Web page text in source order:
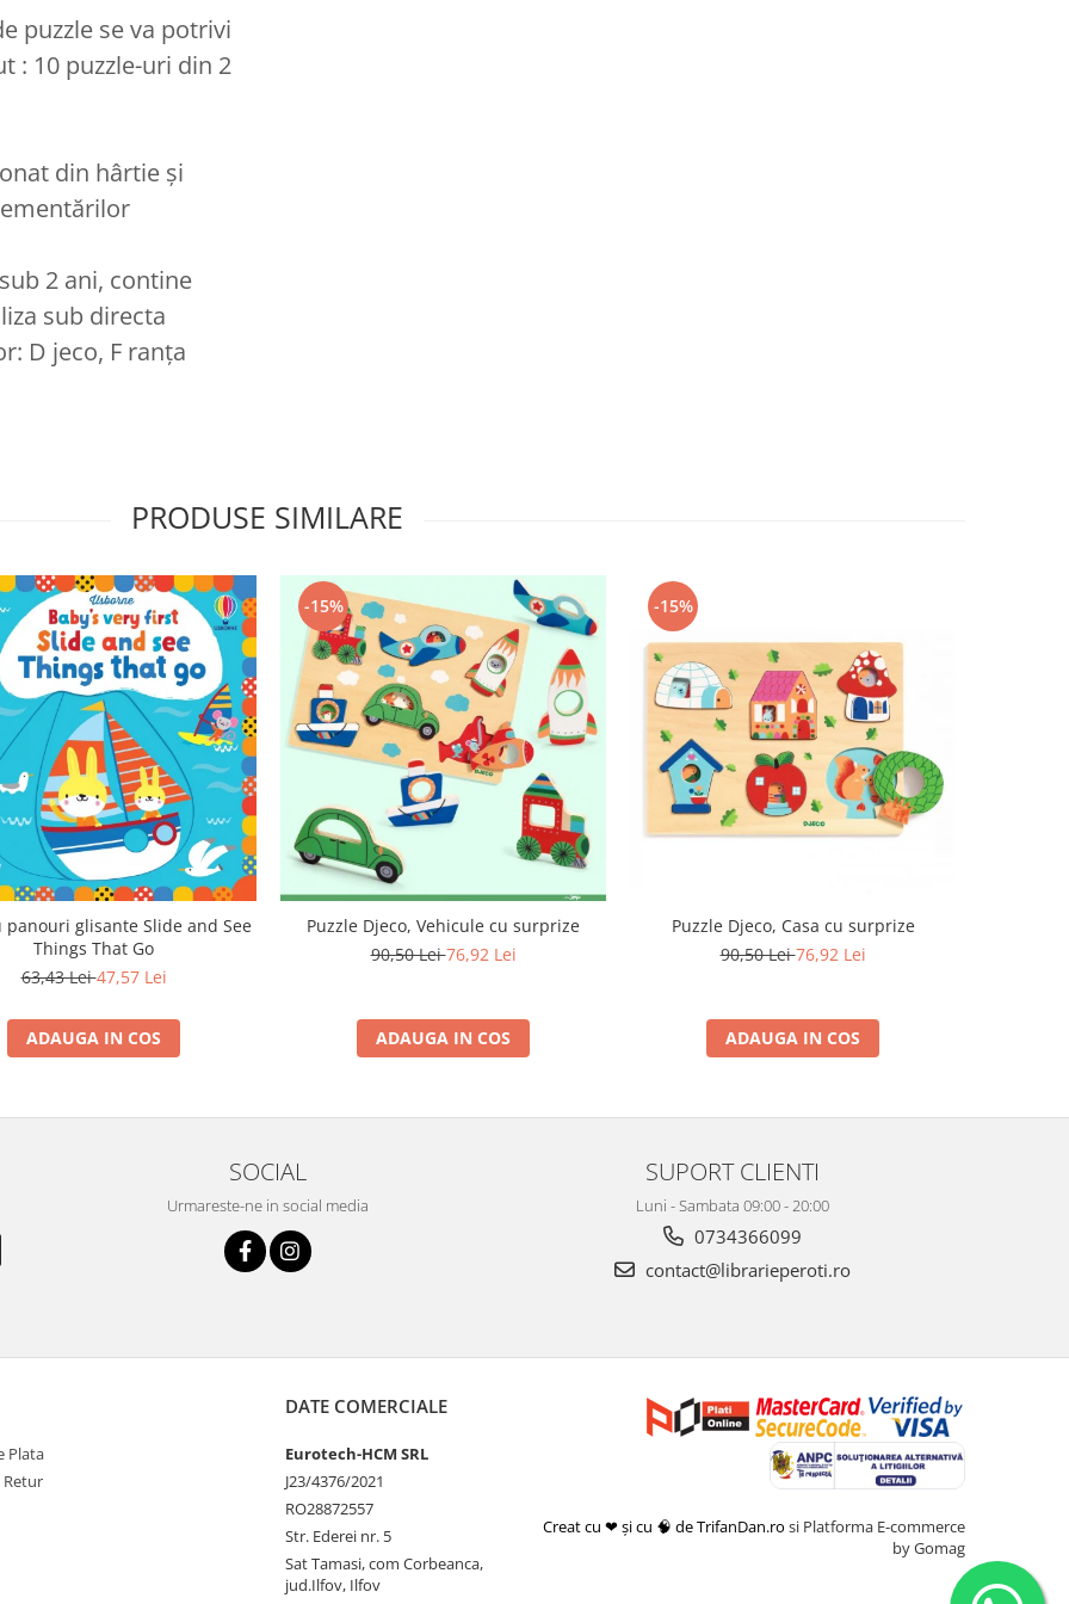
puzzle se va potrivi
: 10 puzzle-uri din 2
din hârtie și
2 ani, contine
sub directa
D jeco, F ranța
PRODUSE SIMILARE
panouri glisante Slide and See
Things That Go
63,43 Lei47,57 Lei
ADAUGA IN COS
-15%
Puzzle Djeco, Vehicule cu surprize
90,50 Lei76,92 Lei
ADAUGA IN COS
-15%
Puzzle Djeco, Casa cu surprize
90,50 Lei76,92 Lei
ADAUGA IN COS
SOCIAL
Urmareste-ne in social media
SUPORT CLIENTI
Luni - Sambata 09:00 - 20:00
0734366099
contact@librarieperoti.ro
Plata
Retur
DATE COMERCIALE
Eurotech-HCM SRL
J23/4376/2021
RO28872557
Str. Ederei nr. 5
Sat Tamasi, com Corbeanca,
jud.Ilfov, Ilfov
Creat cu ❤ și cu 🧠 de TrifanDan.ro si Platforma E-commerce
by Gomag